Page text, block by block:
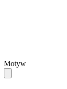
Motyw